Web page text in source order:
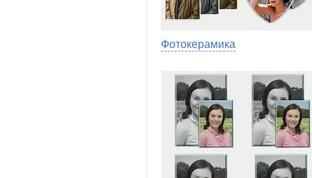
Фотокерамика